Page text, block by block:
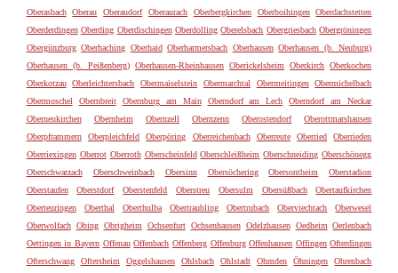
Oberasbach
Oberau Oberaudorf Oberaurach Oberbergkirchen Oberboihingen
Oberdachstetten
Oberderdingen Oberding Oberdischingen Oberdolling Oberelsbach Obergriesbach Obergröningen
Obergünzburg Oberhaching Oberhaid Oberharmersbach Oberhausen Oberhausen (b. Neuburg)
Oberhausen (b. Peißenberg) Oberhausen-Rheinhausen Oberickelsheim Oberkirch Oberkochen
Oberkotzau
Oberleichtersbach Obermaiselstein Obermarchtal Obermeitingen
Obermichelbach
Obermoschel
Obernbreit Obernburg am Main Oberndorf am Lech
Oberndorf am Neckar
Oberneukirchen
Obernheim Obernzell Obernzenn Oberostendorf
Oberottmarshausen
Oberpframmern
Oberpleichfeld Oberpöring Oberreichenbach Oberreute Oberried
Oberrieden
Oberriexingen Oberrot Oberroth Oberscheinfeld Oberschleißheim Oberschneiding Oberschönegg
Oberschwarzach
Oberschweinbach Obersinn Obersöchering Obersontheim
Oberstadion
Oberstaufen
Oberstdorf Oberstenfeld Oberstreu Obersulm Obersüßbach
Obertaufkirchen
Oberteuringen
Oberthal Oberthulba Obertraubling Obertrubach Oberviechtach
Oberwesel
Oberwolfach Obing Obrigheim Ochsenfurt Ochsenhausen Odelzhausen Oedheim Oerlenbach
Oettingen in Bayern Offenau Offenbach Offenberg Offenburg Offenhausen Offingen Ofterdingen
Ofterschwang
Oftersheim Oggelshausen Ohlsbach Ohlstadt Ohmden Öhningen
Ohrenbach